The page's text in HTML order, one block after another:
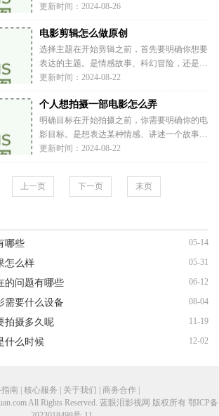
说、诗歌，甚至是日常对话。编剧可以通过观
故事。确定主题在构思阶段，编剧需要明确影
片的主题。主题是影片想要传达的核心思想，
更新时间：2024-08-26
电影剪辑怎么做原创
选择主题在开始剪辑之前，首先要明确你想要
表达的主题。是情感故事、科幻冒险，还是励
志片段？确定主题能帮助你在后续过程中保持
相关。你是想走戏剧性路线，还是更偏向于幽
默风格？考虑色调、音乐和剪辑节奏，这些都
更新时间：2024-08-22
个人想拍摄一部电影怎么弄
明确目标在开始拍摄之前，你需要明确你的电
影目标。是想表达某种情感、讲述一个故事，
还是探索某个主题？确定目标能帮助你在整个
引起共鸣的主题是至关重要的。你可以从生活
中汲取灵感人际关系成长与蜕变社会问题幻想
更新时间：2024-08-22
上一页 下一页 末页
哪些 05-14
怎么样 05-31
的问题有哪些 06-12
需要什么设备 08-04
拍摄多久呢 11-19
什么时候 12-02
南 | 核心服务 | 关于我们 | 商务合作 |
All Rights Reserved. 蓝眼泪影视网 版权所有 鄂ICP备